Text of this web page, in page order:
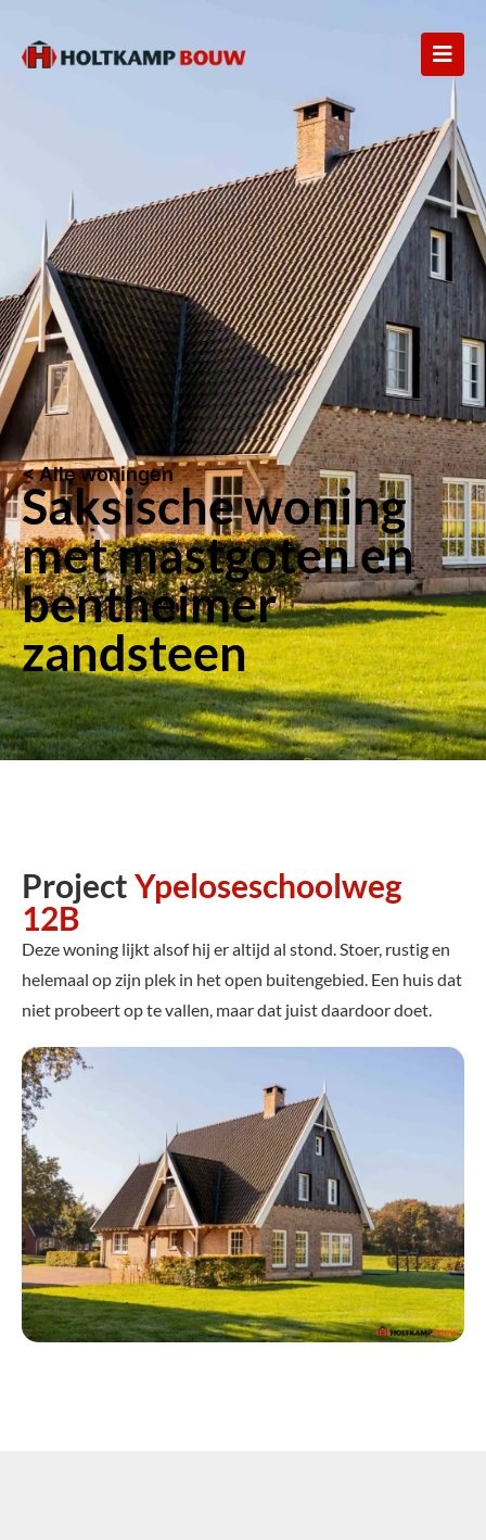
< Alle woningen
Saksische woning
met mastgoten en
bentheimer
zandsteen
ProjectYpeloseschoolweg
12B
Deze woning lijkt alsof hij er altijd al stond. Stoer, rustig en
helemaal op zijn plek in het open buitengebied. Een huis dat
niet probeert op te vallen, maar dat juist daardoor doet.